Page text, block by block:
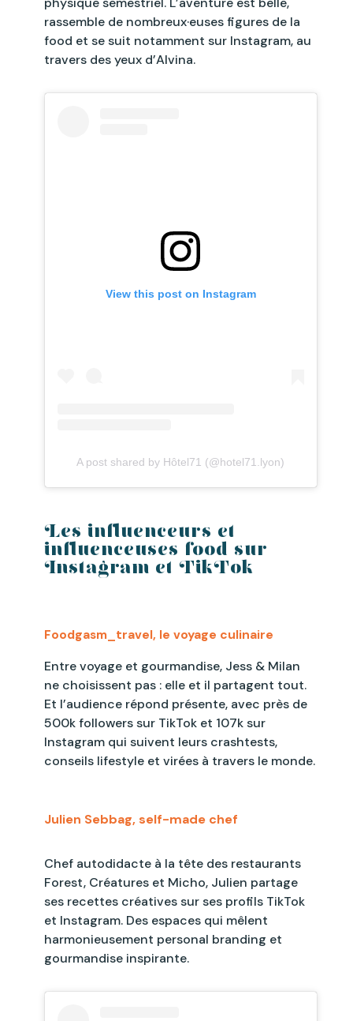
rassemble de nombreux·euses figures de la
food et se suit notamment sur Instagram, au
travers des yeux d’Alvina.
View this post on Instagram
A post shared by Hôtel71 (@hotel71.lyon)
Les influenceurs et
influenceuses food sur
Instagram et TikTok
Foodgasm_travel, le voyage culinaire
Entre voyage et gourmandise, Jess & Milan
ne choisissent pas : elle et il partagent tout.
Et l’audience répond présente, avec près de
500k followers sur TikTok et 107k sur
Instagram qui suivent leurs crashtests,
conseils lifestyle et virées à travers le monde.
Julien Sebbag, self-made chef
Chef autodidacte à la tête des restaurants
Forest, Créatures et Micho, Julien partage
ses recettes créatives sur ses profils TikTok
et Instagram. Des espaces qui mêlent
harmonieusement personal branding et
gourmandise inspirante.